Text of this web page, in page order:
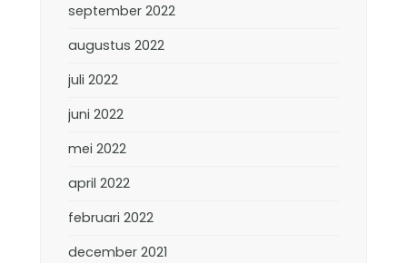
september 2022
augustus 2022
juli 2022
juni 2022
mei 2022
april 2022
februari 2022
december 2021